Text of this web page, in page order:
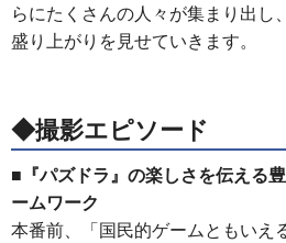
らにたくさんの人々が集まり出し
盛り上がりを見せていきます。
◆撮影エピソード
■『パズドラ』の楽しさを伝える
ームワーク
本番前、「国民的ゲームともいえ